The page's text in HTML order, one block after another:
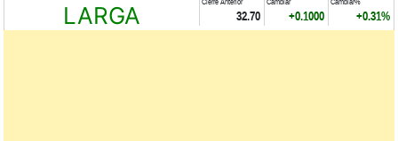
LARGA
Cierre Anterior
32.70
Cambiar
+0.1000
Cambiar%
+0.31%